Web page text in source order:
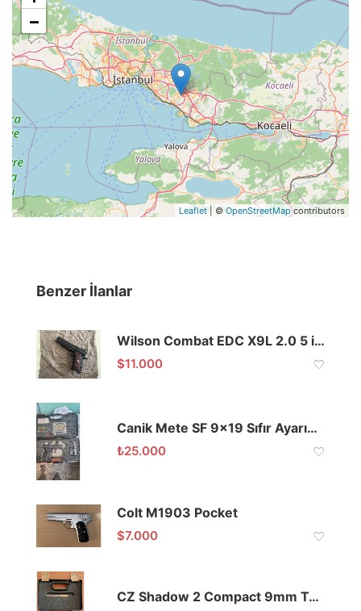
−
Leaflet | © OpenStreetMapcontributors
Benzer İlanlar
Wilson Combat EDC X9L 2.0 5 inch 9mm
$11.000
Canik Mete SF 9×19 Sıfır Ayarında
₺25.000
Colt M1903 Pocket
$7.000
CZ Shadow 2 Compact 9mm Tabanca